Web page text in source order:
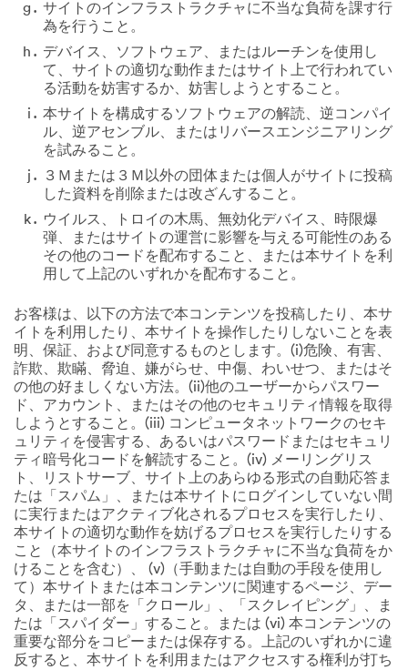
サイトのインフラストラクチャに不当な負荷を課す行
為を行うこと。
デバイス、ソフトウェア、またはルーチンを使用し
て、サイトの適切な動作またはサイト上で行われてい
る活動を妨害するか、妨害しようとすること。
本サイトを構成するソフトウェアの解読、逆コンパイ
ル、逆アセンブル、またはリバースエンジニアリング
を試みること。
３Ｍまたは３Ｍ以外の団体または個人がサイトに投稿
した資料を削除または改ざんすること。
ウイルス、トロイの木馬、無効化デバイス、時限爆
弾、またはサイトの運営に影響を与える可能性のある
その他のコードを配布すること、または本サイトを利
用して上記のいずれかを配布すること。
お客様は、以下の方法で本コンテンツを投稿したり、本サ
イトを利用したり、本サイトを操作したりしないことを表
明、保証、および同意するものとします。(i)危険、有害、
詐欺、欺瞞、脅迫、嫌がらせ、中傷、わいせつ、またはそ
の他の好ましくない方法。(ii)他のユーザーからパスワー
ド、アカウント、またはその他のセキュリティ情報を取得
しようとすること。(iii) コンピュータネットワークのセキ
ュリティを侵害する、あるいはパスワードまたはセキュリ
ティ暗号化コードを解読すること。(iv) メーリングリス
ト、リストサーブ、サイト上のあらゆる形式の自動応答ま
たは「スパム」、または本サイトにログインしていない間
に実行またはアクティブ化されるプロセスを実行したり、
本サイトの適切な動作を妨げるプロセスを実行したりする
こと（本サイトのインフラストラクチャに不当な負荷をか
けることを含む）、 (v)（手動または自動の手段を使用し
て）本サイトまたは本コンテンツに関連するページ、デー
タ、または一部を「クロール」、「スクレイピング」、ま
たは「スパイダー」すること。または (vi) 本コンテンツの
重要な部分をコピーまたは保存する。上記のいずれかに違
反すると、本サイトを利用またはアクセスする権利が打ち